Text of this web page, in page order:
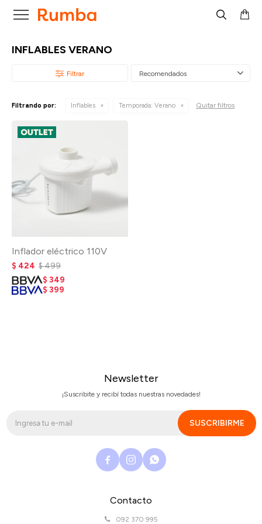

INFLABLES VERANO
Recomendados
Filtrando por: Inflables Temporada: Verano Quitar filtros
Inflador eléctrico 110V
$ 424 $499
$ 349
$ 399
Contacto
092 370 995
Newsletter
¡Suscribite y recibí todas nuestras novedades!
SUSCRIBIRME
  